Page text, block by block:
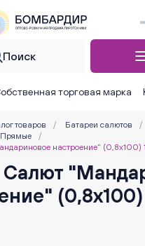
Поиск
торговая марка
товаров / Батареи салютов
/
Прямые
/
настроение" (0,8х100)
Салют
(0,8х100)